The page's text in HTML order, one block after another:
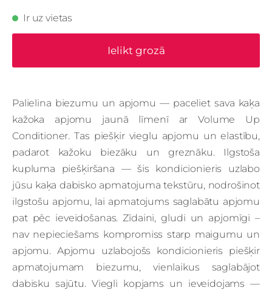
Ir uz vietas
Ielikt grozā
Palielina biezumu un apjomu — paceliet sava kaķa
kažoka apjomu jaunā līmenī ar Volume Up
Conditioner. Tas piešķir vieglu apjomu un elastību,
padarot kažoku biezāku un greznāku. Ilgstoša
kupluma piešķiršana — šis kondicionieris uzlabo
jūsu kaķa dabisko apmatojuma tekstūru, nodrošinot
ilgstošu apjomu, lai apmatojums saglabātu apjomu
pat pēc ieveidošanas. Zīdaini, gludi un apjomīgi –
nav nepieciešams kompromiss starp maigumu un
apjomu. Apjomu uzlabojošs kondicionieris piešķir
apmatojumam biezumu, vienlaikus saglabājot
dabisku sajūtu. Viegli kopjams un ieveidojams —